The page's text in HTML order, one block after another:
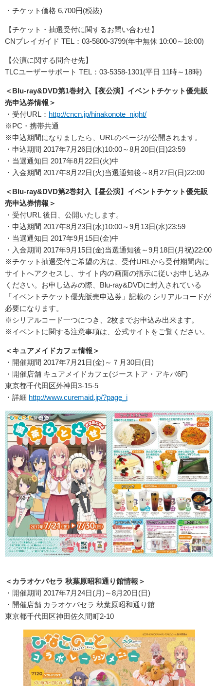
・チケット価格 6,700円(税抜)
【チケット・抽選受付に関するお問い合わせ】
CNプレイガイド TEL：03-5800-3799(年中無休 10:00～18:00)
【公演に関する問合せ先】
TLCユーザーサポート TEL：03-5358-1301(平日 11時～18時)
＜Blu-ray&DVD第1巻封入【夜公演】イベントチケット優先販
売申込券情報＞
・受付URL： http://cncn.jp/hinakonote_night/
※PC・携帯共通
※申込期間になりましたら、URLのページが公開されます。
・申込期間 2017年7月26日(水)10:00～8月20日(日)23:59
・当選通知日 2017年8月22日(火)中
・入金期間 2017年8月22日(火)当選通知後～8月27日(日)22:00
＜Blu-ray&DVD第2巻封入【昼公演】イベントチケット優先販
売申込券情報＞
・受付URL 後日、公開いたします。
・申込期間 2017年8月23日(水)10:00～9月13日(水)23:59
・当選通知日 2017年9月15日(金)中
・入金期間 2017年9月15日(金)当選通知後～9月18日(月祝)22:00
※チケット抽選受付ご希望の方は、受付URLから受付期間内に
サイトへアクセスし、サイト内の画面の指示に従いお申し込み
ください。お申し込みの際、Blu-ray&DVDに封入されている
「イベントチケット優先販売申込券」記載の シリアルコードが
必要になります。
※シリアルコード一つにつき、2枚までお申込み出来ます。
※イベントに関する注意事項は、公式サイトをご覧ください。
＜キュアメイドカフェ情報＞
・開催期間 2017年7月21日(金)～７月30日(日)
・開催店舗 キュアメイドカフェ(ジーストア・アキバ6F)
東京都千代田区外神田3-15-5
・詳細 http://www.curemaid.jp/?page_i
＜カラオケパセラ 秋葉原昭和通り館情報＞
・開催期間 2017年7月24日(月)～8月20日(日)
・開催店舗 カラオケパセラ 秋葉原昭和通り館
東京都千代田区神田佐久間町2-10